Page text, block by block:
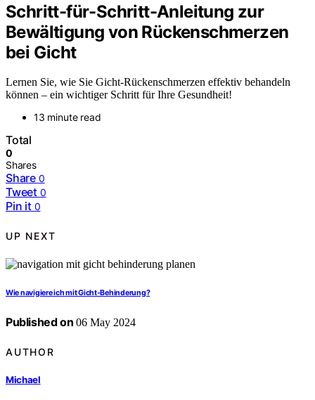
Schritt-für-Schritt-Anleitung zur
Bewältigung von Rückenschmerzen
bei Gicht
Lernen Sie, wie Sie Gicht-Rückenschmerzen effektiv behandeln
können – ein wichtiger Schritt für Ihre Gesundheit!
13 minute read
Total
0
Shares
Share 0
Tweet 0
Pin it 0
UP NEXT
Wie navigiere ich mit Gicht-Behinderung?
Published on 06 May 2024
AUTHOR
Michael